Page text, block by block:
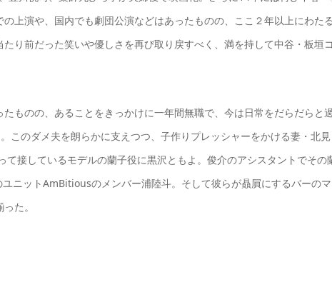
上演や、国内でも劇団公演などはあったものの、ここ２年以上にわた
り前だった笑いや優しさを再び取り戻すべく、満を持して中谷・板垣
ものの、あることをきっかけに一年間無職で、今は日常をだらだらと
このダメ夫を朗らかに支えつつ、子作りプレッシャーをかける妻・北見
接しているモデルの蘭子役に黒沢ともよ。俊介のアシスタントでその
ニットAmBitiousのメンバー浦陸斗。そして彼らが贔屓にするバーのマ
た。